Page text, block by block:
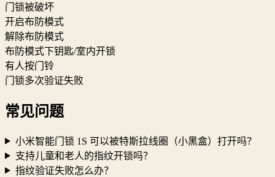
门锁被破坏
开启布防模式
解除布防模式
布防模式下钥匙/室内开锁
有人按门铃
门锁多次验证失败
常见问题
小米智能门锁 1S 可以被特斯拉线圈（小黑盒）打开吗？
支持儿童和老人的指纹开锁吗？
指纹验证失败怎么办？